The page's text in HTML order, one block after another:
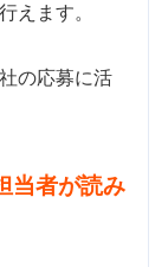
えます。
の応募に活
当者が読み